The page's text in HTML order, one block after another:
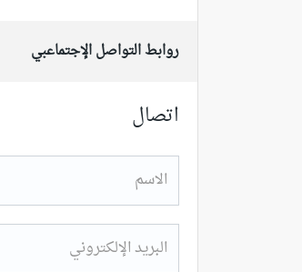
روابط التواصل الإجتماعبي
اتصال